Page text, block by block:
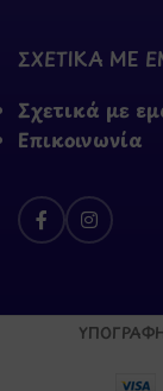
ΣΧΕΤΙΚΑ ΜΕ
Σχετικά με
Επικοινωνία